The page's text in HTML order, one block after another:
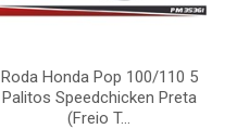
Roda Honda Pop 100/110 5
Palitos Speedchicken Preta
(Freio T...